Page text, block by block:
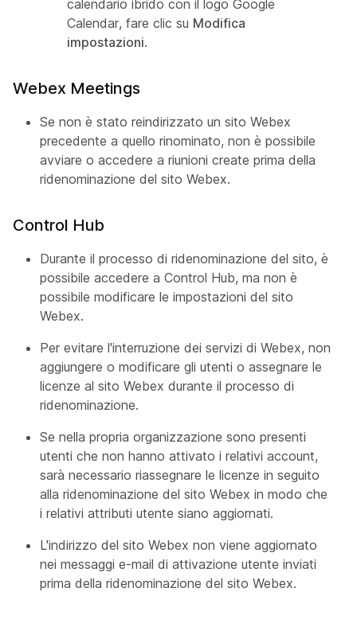
calendario ibrido con il logo Google
Calendar, fare clic su Modifica
impostazioni.
Webex Meetings
Se non è stato reindirizzato un sito Webex
precedente a quello rinominato, non è possibile
avviare o accedere a riunioni create prima della
ridenominazione del sito Webex.
Control Hub
Durante il processo di ridenominazione del sito, è
possibile accedere a Control Hub, ma non è
possibile modificare le impostazioni del sito
Webex.
Per evitare l'interruzione dei servizi di Webex, non
aggiungere o modificare gli utenti o assegnare le
licenze al sito Webex durante il processo di
ridenominazione.
Se nella propria organizzazione sono presenti
utenti che non hanno attivato i relativi account,
sarà necessario riassegnare le licenze in seguito
alla ridenominazione del sito Webex in modo che
i relativi attributi utente siano aggiornati.
L'indirizzo del sito Webex non viene aggiornato
nei messaggi e-mail di attivazione utente inviati
prima della ridenominazione del sito Webex.